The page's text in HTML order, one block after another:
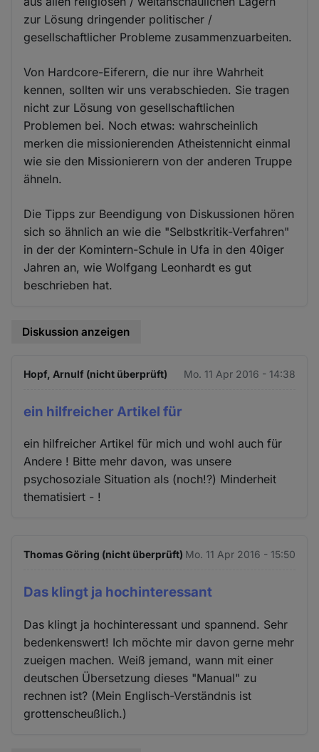
zur Lösung dringender politischer /
gesellschaftlicher Probleme zusammenzuarbeiten.
Von Hardcore-Eiferern, die nur ihre Wahrheit
kennen, sollten wir uns verabschieden. Sie tragen
nicht zur Lösung von gesellschaftlichen
Problemen bei. Noch etwas: wahrscheinlich
merken die missionierenden Atheistennicht einmal
wie sie den Missionierern von der anderen Truppe
ähneln.
Die Tipps zur Beendigung von Diskussionen hören
sich so ähnlich an wie die "Selbstkritik-Verfahren"
in der der Komintern-Schule in Ufa in den 40iger
Jahren an, wie Wolfgang Leonhardt es gut
beschrieben hat.
Diskussion anzeigen
Hopf, Arnulf (nicht überprüft) Mo. 11 Apr 2016 - 14:38
ein hilfreicher Artikel für
ein hilfreicher Artikel für mich und wohl auch für
Andere ! Bitte mehr davon, was unsere
psychosoziale Situation als (noch!?) Minderheit
thematisiert - !
Thomas Göring (nicht überprüft) Mo. 11 Apr 2016 - 15:50
Das klingt ja hochinteressant
Das klingt ja hochinteressant und spannend. Sehr
bedenkenswert! Ich möchte mir davon gerne mehr
zueigen machen. Weiß jemand, wann mit einer
deutschen Übersetzung dieses "Manual" zu
rechnen ist? (Mein Englisch-Verständnis ist
grottenscheußlich.)